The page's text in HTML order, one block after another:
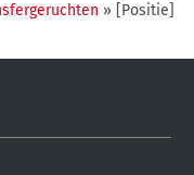
» [Positie]